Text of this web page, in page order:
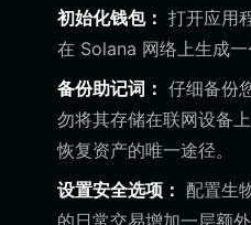
初始化钱包： 打开应用
在 Solana 网络上生成一
备份助记词： 仔细备份
勿将其存储在联网设备
恢复资产的唯一途径。
设置安全选项： 配置生
的日常交易增加一层额外